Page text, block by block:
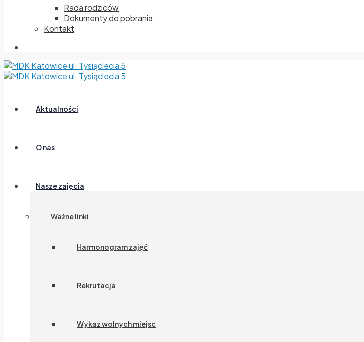
Rada rodziców
Dokumenty do pobrania
Kontakt
Aktualności
O nas
Nasze zajęcia
Ważne linki
Harmonogram zajęć
Rekrutacja
Wykaz wolnych miejsc